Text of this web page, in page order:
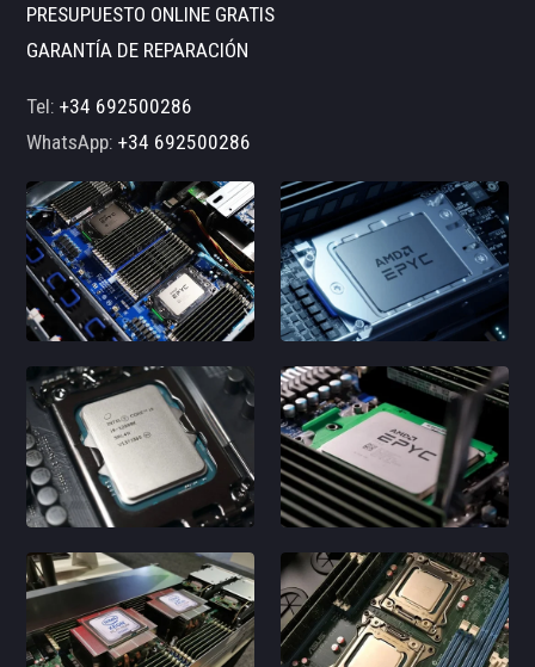
PRESUPUESTO ONLINE GRATIS
GARANTÍA DE REPARACIÓN
Tel:+34 692500286
WhatsApp:+34 692500286